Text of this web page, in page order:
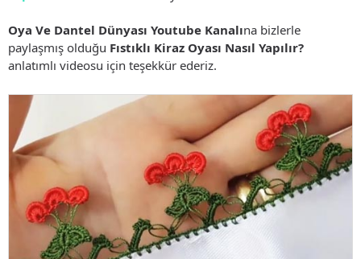
Oya Ve Dantel Dünyası Youtube Kanalına bizlerle
paylaşmış olduğu Fıstıklı Kiraz Oyası Nasıl Yapılır?
anlatımlı videosu için teşekkür ederiz.